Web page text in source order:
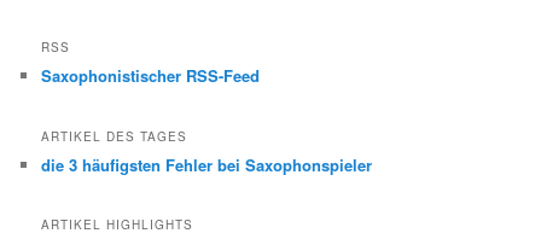
RSS
Saxophonistischer RSS-Feed
ARTIKEL DES TAGES
die 3 häufigsten Fehler bei Saxophonspieler
ARTIKEL HIGHLIGHTS